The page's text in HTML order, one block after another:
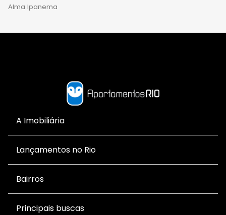
Alma Ipanema
A Imobiliária
Lançamentos no Rio
Bairros
Principais buscas